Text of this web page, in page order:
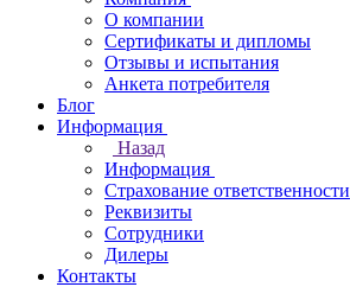
О компании
Сертификаты и дипломы
Отзывы и испытания
Анкета потребителя
Блог
Информация
Назад
Информация
Страхование ответственности
Реквизиты
Сотрудники
Дилеры
Контакты